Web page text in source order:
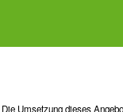
Die Umsetzung dieses